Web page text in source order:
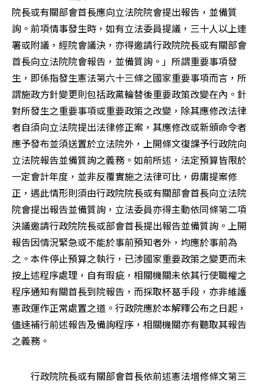
院長或有關部會首長應向立法院院會提出報告，並備質
詢。前項情事發生時，如有立法委員提議，三十人以上連
署或附議，經院會議決，亦得邀請行政院院長或有關部會
首長向立法院院會報告，並備質詢。」所謂重要事項發
生，即係指發生憲法第六十三條之國家重要事項而言，所
謂施政方針變更則包括政黨輪替後重要政策改變在內。針
對所發生之重要事項或重要政策之改變，除其應修改法律
者自須向立法院提出法律修正案，其應修改或新頒命令者
應予發布並須送置於立法院外，上開條文復課予行政院向
立法院報告並備質詢之義務。如前所述，法定預算皆限於
一定會計年度，並非反覆實施之法律可比，毋庸提案修
正，遇此情形則須由行政院院長或有關部會首長向立法院
院會提出報告並備質詢，立法委員亦得主動依同條第二項
決議邀請行政院院長或部會首長提出報告並備質詢。上開
報告因情況緊急或不能於事前預知者外，均應於事前為
之。本件停止預算之執行，已涉國家重要政策之變更而未
按上述程序處理，自有瑕疵，相關機關未依其行使職權之
程序通知有關首長到院報告，而採取杯葛手段，亦非維護
憲政運作正常處置之道。行政院應於本解釋公布之日起，
儘速補行前述報告及備詢程序，相關機關亦有聽取其報告
之義務。
行政院院長或有關部會首長依前述憲法增修條文第三